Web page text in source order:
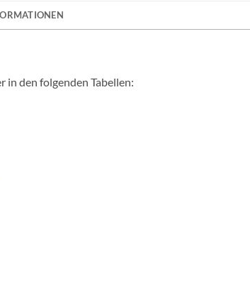
in den folgenden Tabellen: